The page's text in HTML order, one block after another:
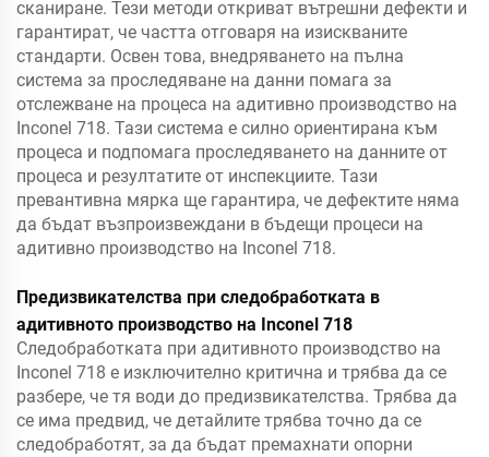
сканиране. Тези методи откриват вътрешни дефекти и
гарантират, че частта отговаря на изискваните
стандарти. Освен това, внедряването на пълна
система за проследяване на данни помага за
отслежване на процеса на адитивно производство на
Inconel 718. Тази система е силно ориентирана към
процеса и подпомага проследяването на данните от
процеса и резултатите от инспекциите. Тази
превантивна мярка ще гарантира, че дефектите няма
да бъдат възпроизвеждани в бъдещи процеси на
адитивно производство на Inconel 718.
Предизвикателства при следобработката в
адитивното производство на Inconel 718
Следобработката при адитивното производство на
Inconel 718 е изключително критична и трябва да се
разбере, че тя води до предизвикателства. Трябва да
се има предвид, че детайлите трябва точно да се
следобработят, за да бъдат премахнати опорни